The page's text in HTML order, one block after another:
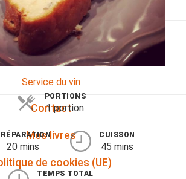
Pratique
Mesures conversions
différents termes de cuisine
Service du vin
Contact
Mes livres
de cookies (UE)
PORTIONS
1 portion
20 mins
CUISSON
45 mins
TEMPS TOTAL